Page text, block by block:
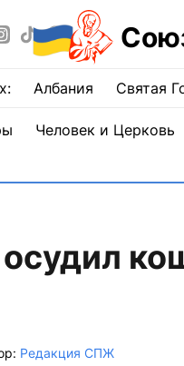
Албания Святая
Человек и Церковь
Редакция СПЖ